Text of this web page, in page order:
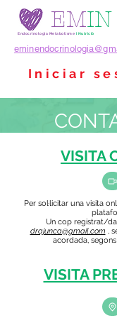
EMIN
Endocrinologia Metabolisme i Nutrició
Iniciar
VISITA
Per sol·licitar una visita
Un cop registrat/
drajunca@gmail.com ,
acordada,
VISITA